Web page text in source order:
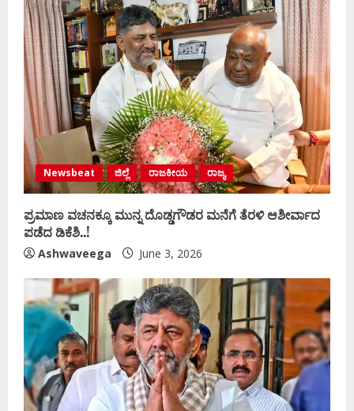
Newsbeat ಜಿಲ್ಲೆ ರಾಜಕೀಯ ರಾಜ್ಯ
ಪ್ರಮಾಣ ವಚನಕ್ಕೂ ಮುನ್ನ ದೊಡ್ಡಗೌಡರ ಮನೆಗೆ ತೆರಳಿ ಆಶೀರ್ವಾದ
ಪಡೆದ ಡಿಕೆಶಿ..!
Ashwaveega June 3, 2026